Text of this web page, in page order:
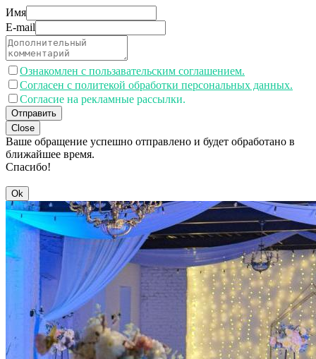
Имя
E-mail
Ознакомлен с пользавательским соглашением.
Согласен с политекой обработки персональных данных.
Согласие на рекламные рассылки.
Отправить
Close
Ваше обращение успешно отправлено и будет обработано в
ближайшее время.
Спасибо!
Ok